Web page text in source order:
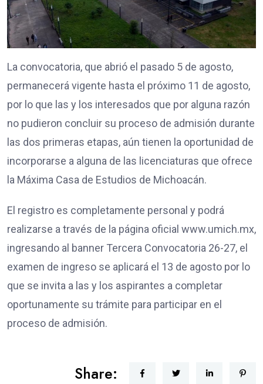
La convocatoria, que abrió el pasado 5 de agosto,
permanecerá vigente hasta el próximo 11 de agosto,
por lo que las y los interesados que por alguna razón
no pudieron concluir su proceso de admisión durante
las dos primeras etapas, aún tienen la oportunidad de
incorporarse a alguna de las licenciaturas que ofrece
la Máxima Casa de Estudios de Michoacán.
El registro es completamente personal y podrá
realizarse a través de la página oficial www.umich.mx,
ingresando al banner Tercera Convocatoria 26-27, el
examen de ingreso se aplicará el 13 de agosto por lo
que se invita a las y los aspirantes a completar
oportunamente su trámite para participar en el
proceso de admisión.
Share: